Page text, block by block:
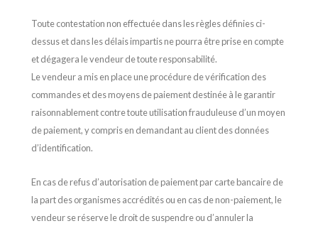
Toute contestation non effectuée dans les règles définies ci-
dessus et dans les délais impartis ne pourra être prise en compte
et dégagera le vendeur de toute responsabilité.
Le vendeur a mis en place une procédure de vérification des
commandes et des moyens de paiement destinée à le garantir
raisonnablement contre toute utilisation frauduleuse d’un moyen
de paiement, y compris en demandant au client des données
d’identification.
En cas de refus d’autorisation de paiement par carte bancaire de
la part des organismes accrédités ou en cas de non-paiement, le
vendeur se réserve le droit de suspendre ou d’annuler la